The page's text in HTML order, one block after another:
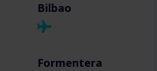
Bilbao
Formentera